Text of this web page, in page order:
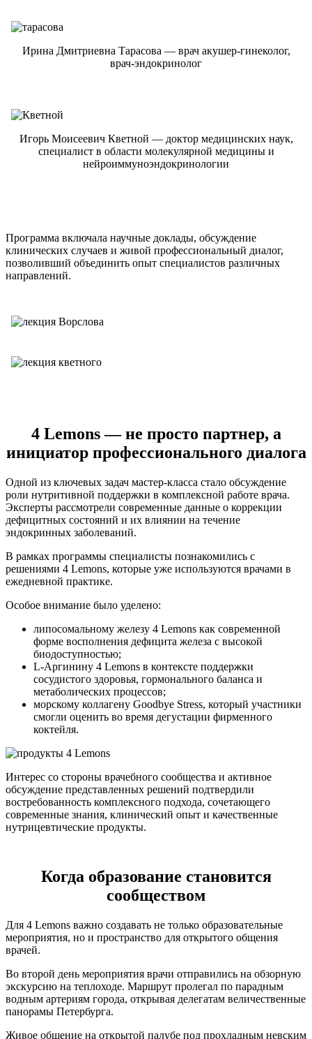
Ирина Дмитриевна Тарасова — врач акушер-гинеколог,
врач-эндокринолог
Игорь Моисеевич Кветной — доктор медицинских наук,
специалист в области молекулярной медицины и
нейроиммуноэндокринологии
Программа включала научные доклады, обсуждение
клинических случаев и живой профессиональный диалог,
позволивший объединить опыт специалистов различных
направлений.
4 Lemons — не просто партнер, а
инициатор профессионального диалога
Одной из ключевых задач мастер-класса стало обсуждение
роли нутритивной поддержки в комплексной работе врача.
Эксперты рассмотрели современные данные о коррекции
дефицитных состояний и их влиянии на течение
эндокринных заболеваний.
В рамках программы специалисты познакомились с
решениями 4 Lemons, которые уже используются врачами в
ежедневной практике.
Особое внимание было уделено:
липосомальному железу 4 Lemons как современной
форме восполнения дефицита железа с высокой
биодоступностью;
L-Аргинину 4 Lemons в контексте поддержки
сосудистого здоровья, гормонального баланса и
метаболических процессов;
морскому коллагену Goodbye Stress, который участники
смогли оценить во время дегустации фирменного
коктейля.
Интерес со стороны врачебного сообщества и активное
обсуждение представленных решений подтвердили
востребованность комплексного подхода, сочетающего
современные знания, клинический опыт и качественные
нутрицевтические продукты.
Когда образование становится
сообществом
Для 4 Lemons важно создавать не только образовательные
мероприятия, но и пространство для открытого общения
врачей.
Во второй день мероприятия врачи отправились на обзорную
экскурсию на теплоходе. Маршрут пролегал по парадным
водным артериям города, открывая делегатам величественные
панорамы Петербурга.
Живое общение на открытой палубе под прохладным невским